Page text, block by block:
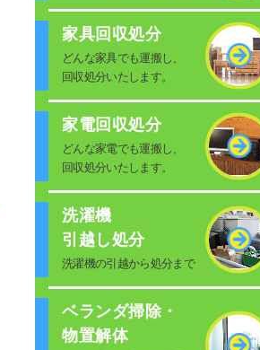
家具回収処分
どんな家具でも運搬し、
回収処分いたします。
家電回収処分
どんな家電でも運搬し、
回収処分いたします。
洗濯機
引越し処分
洗濯機の引越から処分まで
ベランダ掃除・
物置解体